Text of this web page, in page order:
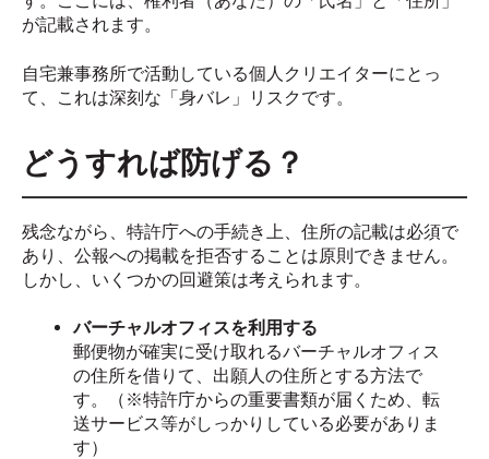
が記載されます。
自宅兼事務所で活動している個人クリエイターにとっ
て、これは深刻な「身バレ」リスクです。
どうすれば防げる？
残念ながら、特許庁への手続き上、住所の記載は必須で
あり、公報への掲載を拒否することは原則できません。
しかし、いくつかの回避策は考えられます。
バーチャルオフィスを利用する
郵便物が確実に受け取れるバーチャルオフィス
の住所を借りて、出願人の住所とする方法で
す。（※特許庁からの重要書類が届くため、転
送サービス等がしっかりしている必要がありま
す）